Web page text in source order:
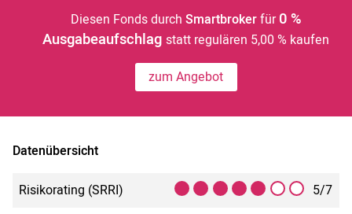
Diesen Fonds durch Smartbrokerfür 0 %
Ausgabeaufschlagstatt regulären 5,00 % kaufen
zum Angebot
Datenübersicht
Risikorating (SRRI)
5/7